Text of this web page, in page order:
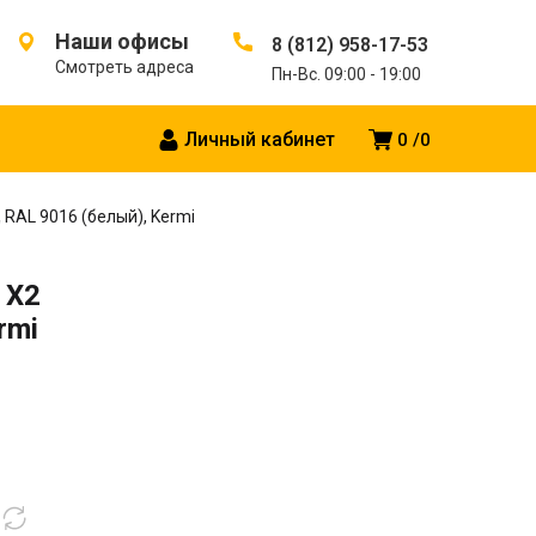
Наши офисы
Смотреть адреса
8 (812) 958-17-53
Пн-Вс. 09:00 - 19:00
0 0
Личный кабинет
RAL 9016 (белый), Kermi